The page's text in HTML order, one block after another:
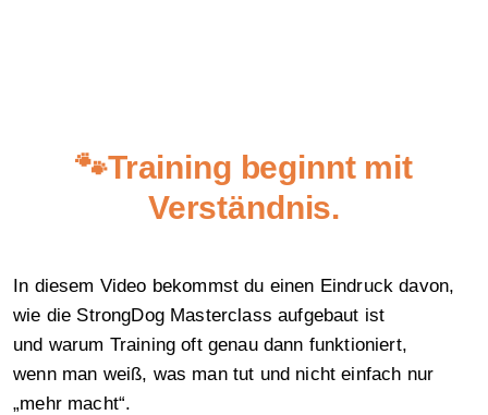
🐾Training beginnt mit
Verständnis.
In diesem Video bekommst du einen Eindruck davon,
wie die StrongDog Masterclass aufgebaut ist
und warum Training oft genau dann funktioniert,
wenn man weiß, was man tut und nicht einfach nur
„mehr macht“.